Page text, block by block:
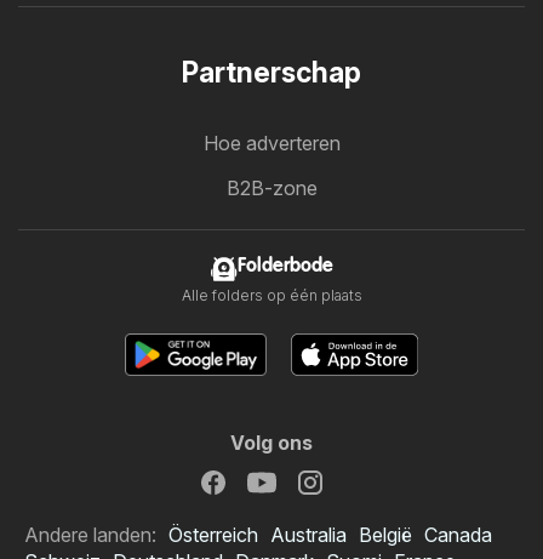
Partnerschap
Hoe adverteren
B2B-zone
Folderbode
Alle folders op één plaats
Volg ons
Andere landen: Österreich Australia België Canada